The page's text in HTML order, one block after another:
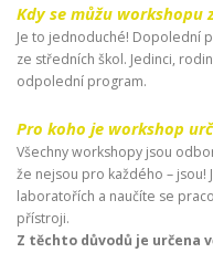
Kdy se můžu workshopu
Je to jednoduché! Dopolední
ze středních škol. Jedinci,
odpolední program.
Pro koho je workshop
Všechny workshopy jsou
že nejsou pro každého – jsou!
laboratořích a naučíte se
přístroji.
Z těchto důvodů je určena